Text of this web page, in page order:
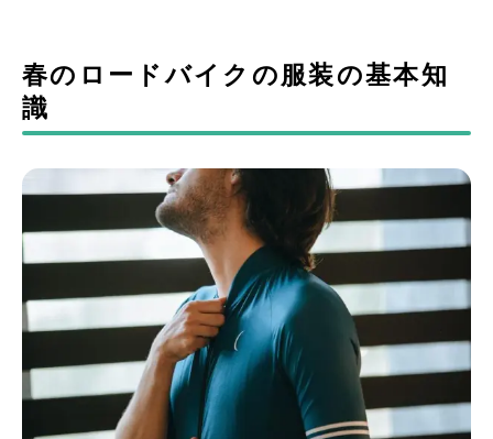
春のロードバイクの服装の基本知
識